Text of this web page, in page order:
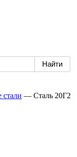
— Сталь 20Г2